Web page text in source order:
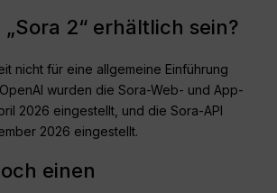
2“ erhältlich sein?
nicht für eine allgemeine Einführung
wurden die Sora-Web- und App-
2026 eingestellt, und die Sora-API
2026 eingestellt.
einen